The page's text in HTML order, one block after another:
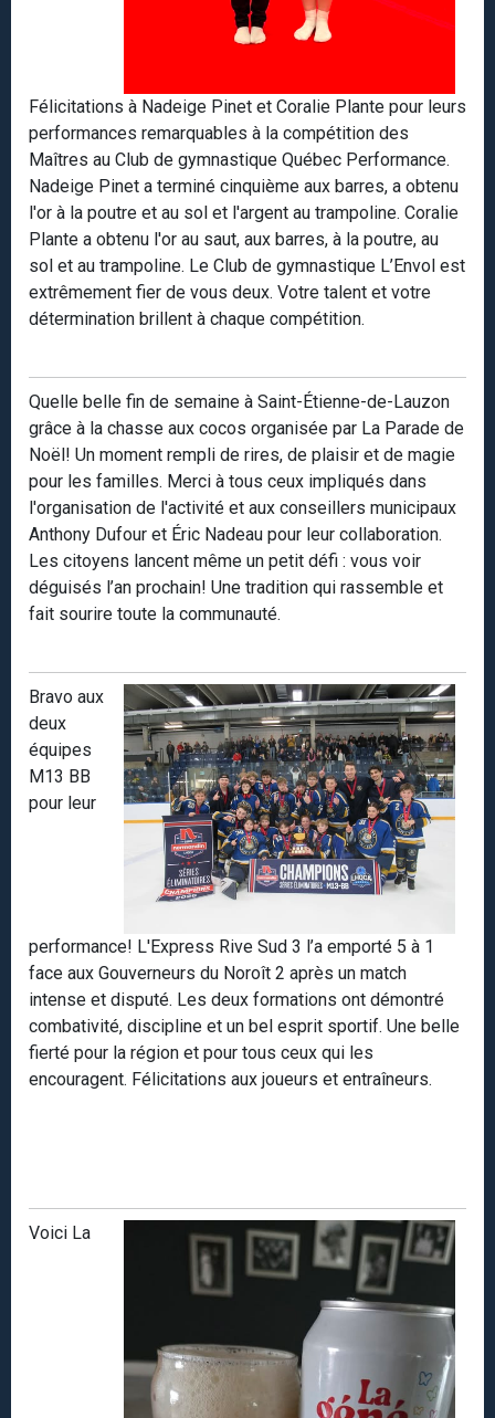
Félicitations à Nadeige Pinet et Coralie Plante pour leurs
performances remarquables à la compétition des
Maîtres au Club de gymnastique Québec Performance.
Nadeige Pinet a terminé cinquième aux barres, a obtenu
l'or à la poutre et au sol et l'argent au trampoline. Coralie
Plante a obtenu l'or au saut, aux barres, à la poutre, au
sol et au trampoline. Le Club de gymnastique L’Envol est
extrêmement fier de vous deux. Votre talent et votre
détermination brillent à chaque compétition.
Quelle belle fin de semaine à Saint-Étienne-de-Lauzon
grâce à la chasse aux cocos organisée par La Parade de
Noël! Un moment rempli de rires, de plaisir et de magie
pour les familles. Merci à tous ceux impliqués dans
l'organisation de l'activité et aux conseillers municipaux
Anthony Dufour et Éric Nadeau pour leur collaboration.
Les citoyens lancent même un petit défi : vous voir
déguisés l’an prochain! Une tradition qui rassemble et
fait sourire toute la communauté.
Bravo aux
deux
équipes
M13 BB
pour leur
performance! L'Express Rive Sud 3 l’a emporté 5 à 1
face aux Gouverneurs du Noroît 2 après un match
intense et disputé. Les deux formations ont démontré
combativité, discipline et un bel esprit sportif. Une belle
fierté pour la région et pour tous ceux qui les
encouragent. Félicitations aux joueurs et entraîneurs.
Voici La